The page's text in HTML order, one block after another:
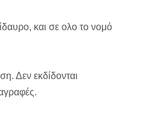
και σε ολο το νομό
Δεν εκδίδονται